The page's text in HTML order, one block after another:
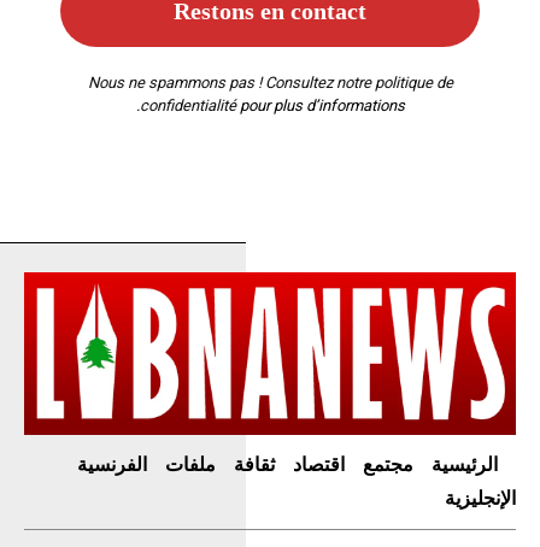
Nous ne spammons pas ! Consultez notre politique de
confidentialitépour plus d’informations.
الرئيسية مجتمع اقتصاد ثقافة ملفات
الفرنسية
الإنجليزية